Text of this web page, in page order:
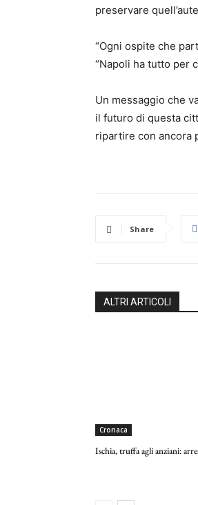
preservare
“Ogni ospite che
“Napoli ha tutto per
Un messaggio che
il futuro di questa
ripartire con ancora
Share
ALTRI ARTICOLI
Cronaca
Ischia, truffa agli anziani: